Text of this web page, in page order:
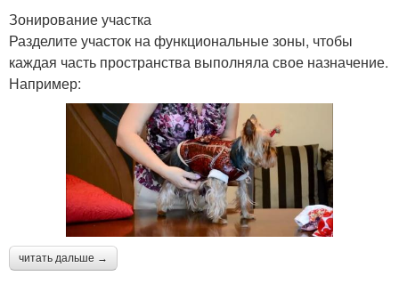
Зонирование участка
Разделите участок на функциональные зоны, чтобы
каждая часть пространства выполняла свое назначение.
Например:
читать дальше →